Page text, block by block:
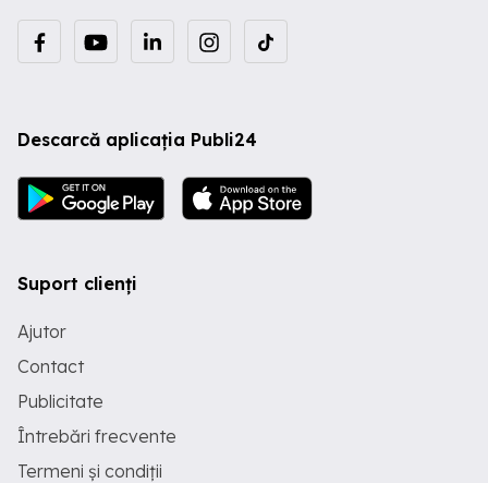
Descarcă aplicația Publi24
Suport clienți
Ajutor
Contact
Publicitate
Întrebări frecvente
Termeni și condiții